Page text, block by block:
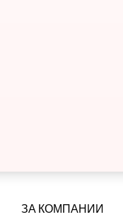
ЗА КОМПАНИИ